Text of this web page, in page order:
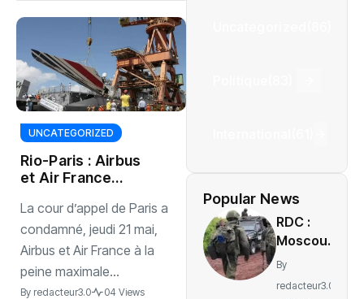
UNCATEGORIZED
Rio-Paris : Airbus
et Air France
appel
La cour d’appel de Paris a
condamné, jeudi 21 mai,
Airbus et Air France à la
peine maximale...
By redacteur3.0
04 Views
Popular News
RDC :
Moscou
accuse
By
redacteur3.0